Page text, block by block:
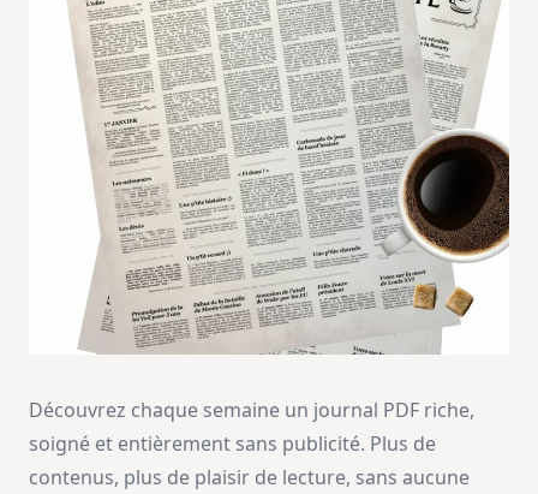
Découvrez chaque semaine un journal PDF riche,
soigné et entièrement sans publicité. Plus de
contenus, plus de plaisir de lecture, sans aucune